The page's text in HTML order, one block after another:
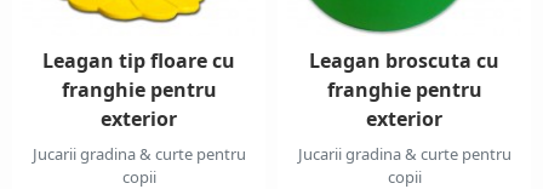
Leagan tip floare cu
franghie pentru
exterior
Jucarii gradina & curte pentru
copii
Leagan broscuta cu
franghie pentru
exterior
Jucarii gradina & curte pentru
copii